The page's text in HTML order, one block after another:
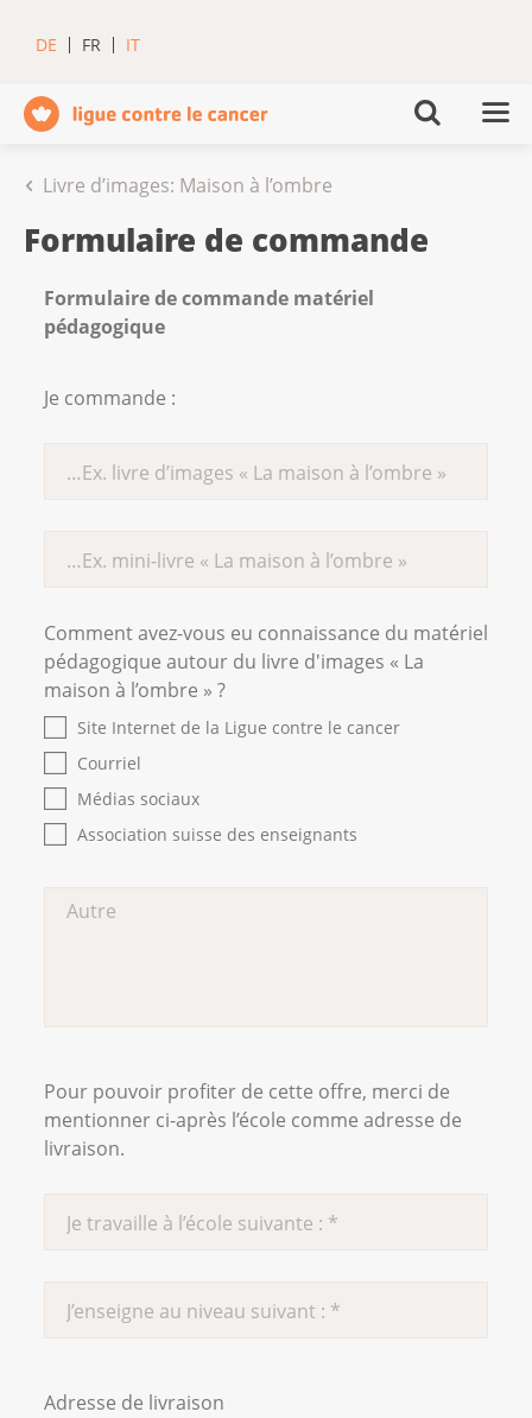
DE FR IT
Livre d’images: Maison à l’ombre
Formulaire de commande
Formulaire de commande matériel
pédagogique
Je commande :
Comment avez-vous eu connaissance du matériel
pédagogique autour du livre d'images « La
maison à l’ombre » ?
Site Internet de la Ligue contre le cancer
Courriel
Médias sociaux
Association suisse des enseignants
Pour pouvoir profiter de cette offre, merci de
mentionner ci-après l’école comme adresse de
livraison.
Adresse de livraison